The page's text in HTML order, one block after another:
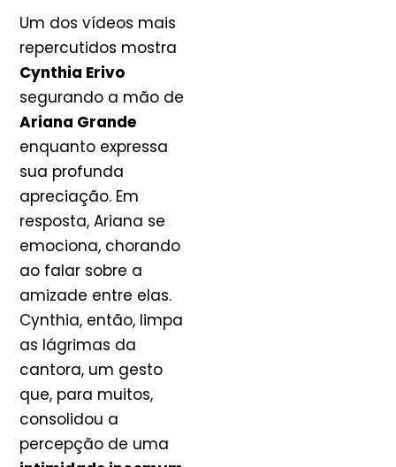
Um dos vídeos mais
repercutidos mostra
Cynthia Erivo
segurando a mão de
Ariana Grande
enquanto expressa
sua profunda
apreciação. Em
resposta, Ariana se
emociona, chorando
ao falar sobre a
amizade entre elas.
Cynthia, então, limpa
as lágrimas da
cantora, um gesto
que, para muitos,
consolidou a
percepção de uma